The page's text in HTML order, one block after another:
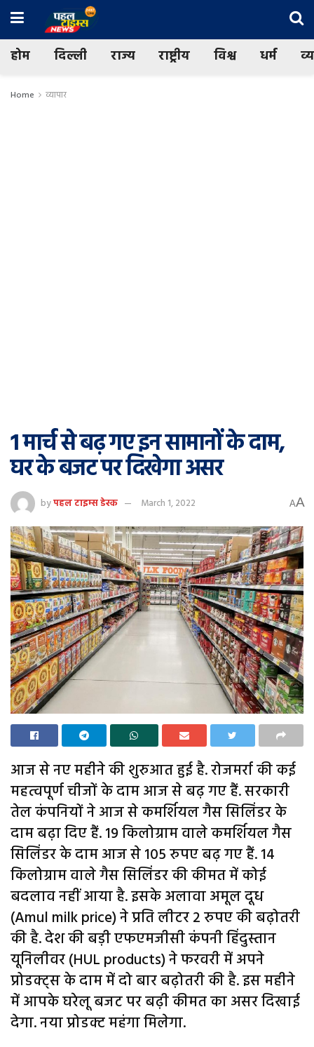
होम दिल्ली राज्य राष्ट्रीय विश्व धर्म
Home व्यापार
1 मार्च से बढ़ गए इन सामानों के दाम,
घर के बजट पर दिखेगा असर
byपहल टाइम्स डेस्क March 1, 2022 AA
आज से नए महीने की शुरुआत हुई है. रोजमर्रा की कई
महत्वपूर्ण चीजों के दाम आज से बढ़ गए हैं. सरकारी
तेल कंपनियों ने आज से कमर्शियल गैस सिलिंडर के
दाम बढ़ा दिए हैं. 19 किलोग्राम वाले कमर्शियल गैस
सिलिंडर के दाम आज से 105 रुपए बढ़ गए हैं. 14
किलोग्राम वाले गैस सिलिंडर की कीमत में कोई
बदलाव नहीं आया है. इसके अलावा अमूल दूध
(Amul milk price) ने प्रति लीटर 2 रुपए की बढ़ोतरी
की है. देश की बड़ी एफएमजीसी कंपनी हिंदुस्तान
यूनिलीवर (HUL products) ने फरवरी में अपने
प्रोडक्ट्स के दाम में दो बार बढ़ोतरी की है. इस महीने
में आपके घरेलू बजट पर बढ़ी कीमत का असर दिखाई
देगा. नया प्रोडक्ट महंगा मिलेगा.